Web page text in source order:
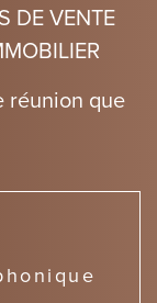
DE VENTE
réunion que